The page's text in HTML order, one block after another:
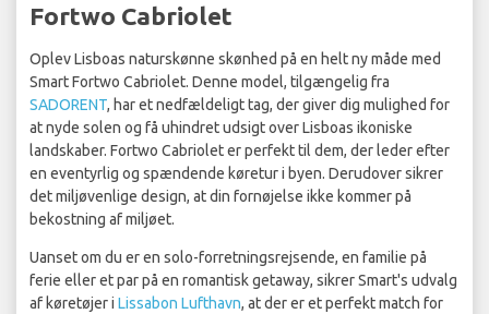
Fortwo Cabriolet
Oplev Lisboas naturskønne skønhed på en helt ny måde med
Smart Fortwo Cabriolet. Denne model, tilgængelig fra
SADORENT, har et nedfældeligt tag, der giver dig mulighed for
at nyde solen og få uhindret udsigt over Lisboas ikoniske
landskaber. Fortwo Cabriolet er perfekt til dem, der leder efter
en eventyrlig og spændende køretur i byen. Derudover sikrer
det miljøvenlige design, at din fornøjelse ikke kommer på
bekostning af miljøet.
Uanset om du er en solo-forretningsrejsende, en familie på
ferie eller et par på en romantisk getaway, sikrer Smart's udvalg
af køretøjer i Lissabon Lufthavn, at der er et perfekt match for